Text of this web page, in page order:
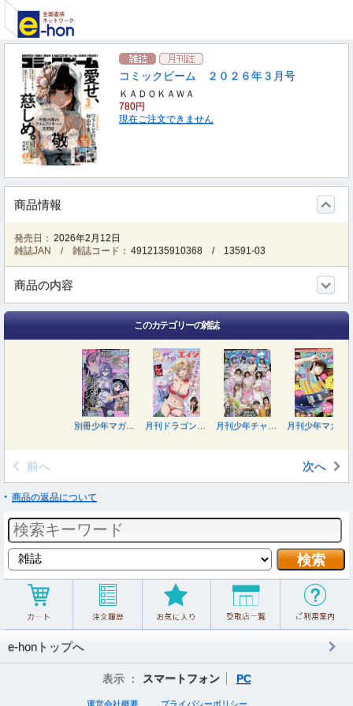
コミックビーム ２０２６年３月号
ＫＡＤＯＫＡＷＡ
780円
現在ご注文できません
商品情報
発売日： 2026年2月12日
雑誌JAN / 雑誌コード： 4912135910368 / 13591-03
商品の内容
このカテゴリーの雑誌
別冊少年マガジン ２０２６年９月号
前へ 次へ
商品の返品について
e-honトップへ
表示 ： スマートフォン PC
運営会社概要 プライバシーポリシー